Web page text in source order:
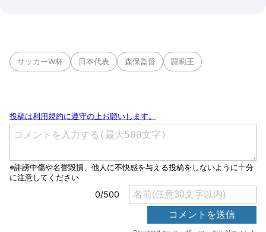
サッカーW杯 日本代表 森保監督 闘莉王